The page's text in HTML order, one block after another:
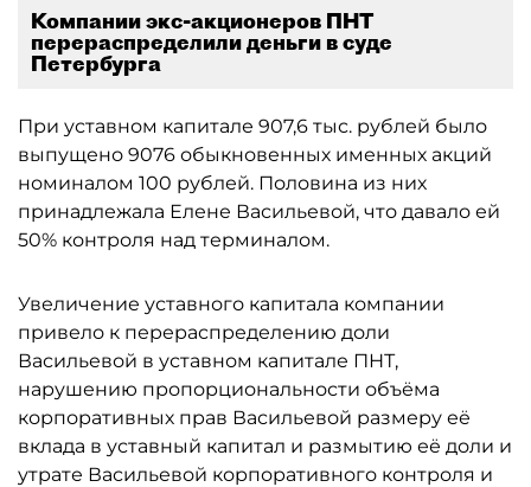
Компании экс-акционеров ПНТ
перераспределили деньги в суде
Петербурга
При уставном капитале 907,6 тыс. рублей было
выпущено 9076 обыкновенных именных акций
номиналом 100 рублей. Половина из них
принадлежала Елене Васильевой, что давало ей
50% контроля над терминалом.
Увеличение уставного капитала компании
привело к перераспределению доли
Васильевой в уставном капитале ПНТ,
нарушению пропорциональности объёма
корпоративных прав Васильевой размеру её
вклада в уставный капитал и размытию её доли и
утрате Васильевой корпоративного контроля и